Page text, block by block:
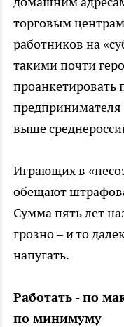
торговым
работников на
такими почти
проанкетировать
предпринимателя
выше
Играющих в
обещают
Сумма пять лет
грозно – и то
напугать.
Работать - по
по минимуму